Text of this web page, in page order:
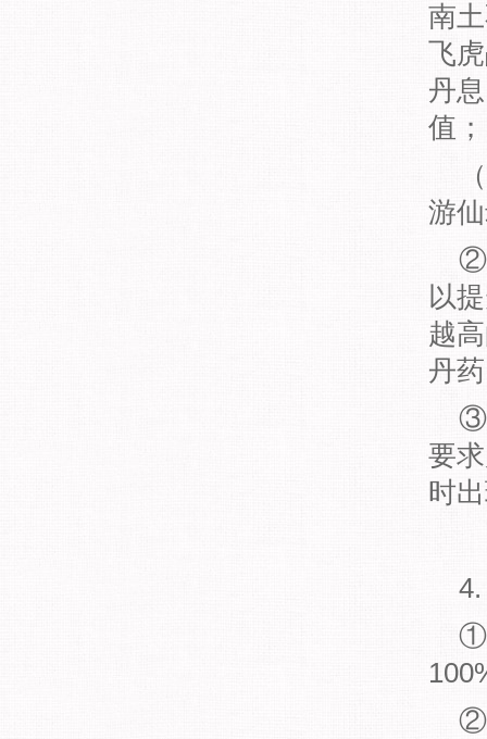
南
飞
丹
值；
游
②
以
越
丹
③
要
时
①
②